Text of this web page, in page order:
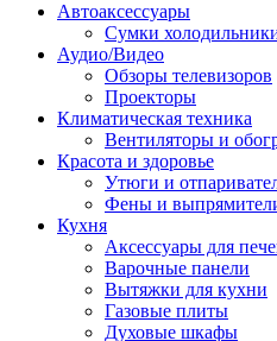
Автоаксессуары
Сумки
Аудио/Видео
Обзоры телевизоров
Проекторы
Климатическая техника
Вентиляторы и
Красота и здоровье
Утюги и
Фены и
Кухня
Аксессуары для
Варочные панели
Вытяжки для кухни
Газовые плиты
Духовые шкафы